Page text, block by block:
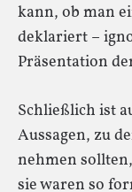
kann, ob man
deklariert –
Präsentation
Schließlich ist
Aussagen, zu
nehmen
sie waren so